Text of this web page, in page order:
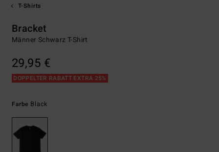
T-Shirts
Bracket
Männer Schwarz T-Shirt
29,95 €
DOPPELTER RABATT EXTRA 25%
Farbe Black